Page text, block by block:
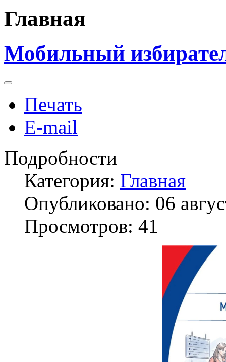
Главная
Мобильный
Печать
E-mail
Подробности
Категория: Главная
Опубликовано: 06
Просмотров: 41